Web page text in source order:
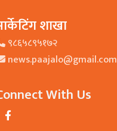
शाखा
९८६५८९५१७२
news.paajalo@gmail.com
With Us